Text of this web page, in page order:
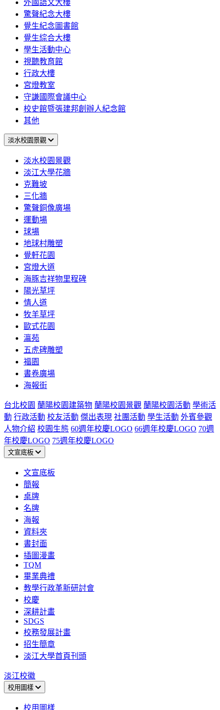
外國語文大樓
驚聲紀念大樓
覺生紀念圖書館
覺生綜合大樓
學生活動中心
視聽教育館
行政大樓
宮燈教室
守謙國際會議中心
校史館暨張建邦創辦人紀念館
其他
淡水校園景觀
淡水校園景觀
淡江大學花牆
克難坡
三化牆
驚聲銅像廣場
運動場
球場
地球村雕塑
覺軒花園
宮燈大道
海豚吉祥物里程碑
陽光草坪
情人道
牧羊草坪
歐式花園
瀛苑
五虎碑雕塑
福園
書卷廣場
海報街
台北校園 蘭陽校園建築物 蘭陽校園景觀 蘭陽校園活動 學術活
動 行政活動 校友活動 傑出表現 社團活動 學生活動 外賓參觀
人物介紹 校園生態 60週年校慶LOGO 66週年校慶LOGO 70週
年校慶LOGO 75週年校慶LOGO
文宣底板
文宣底板
簡報
桌牌
名牌
海報
資料夾
書封面
插圖漫畫
TQM
畢業典禮
教學行政革新研討會
校慶
深耕計畫
SDGS
校務發展計畫
招生簡章
淡江大學首頁刊頭
淡江校徽
校用圖樣
校用圖樣